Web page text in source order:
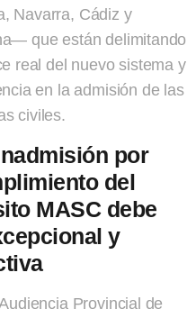
Navarra, Cádiz y
que están delimitando
real del nuevo sistema y
en la admisión de las
civiles.
por
del
MASC debe
y
Provincial de